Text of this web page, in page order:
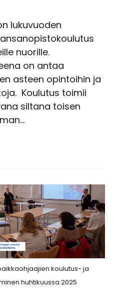
lukuvuoden
nuorille.
on antaa
asteen opintoihin ja
Koulutus toimii
siltana toisen
koulutus- ja
huhtikuussa 2025